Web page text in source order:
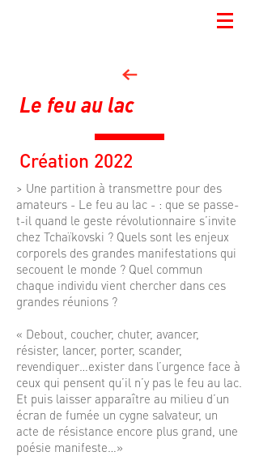
Le feu au lac
Création 2022
> Une partition à transmettre pour des
amateurs - Le feu au lac - : que se passe-
t-il quand le geste révolutionnaire s’invite
chez Tchaïkovski ? Quels sont les enjeux
corporels des grandes manifestations qui
secouent le monde ? Quel commun
chaque individu vient chercher dans ces
grandes réunions ?
« Debout, coucher, chuter, avancer,
résister, lancer, porter, scander,
revendiquer…exister dans l’urgence face à
ceux qui pensent qu’il n’y pas le feu au lac.
Et puis laisser apparaître au milieu d’un
écran de fumée un cygne salvateur, un
acte de résistance encore plus grand, une
poésie manifeste…»